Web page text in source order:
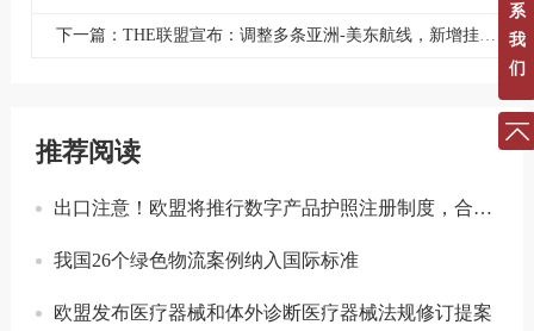
下一篇：THE联盟宣布：调整多条亚洲-美东航线，新增挂靠中国港口
推荐阅读
出口注意！欧盟将推行数字产品护照注册制度，合规门槛进一步提升！
我国26个绿色物流案例纳入国际标准
欧盟发布医疗器械和体外诊断医疗器械法规修订提案
系
我
们